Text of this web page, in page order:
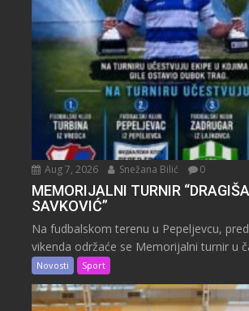
Aug 7, 2026 Snežana Bilić 0
MEMORIJALNI TURNIR
SAVKOVIĆ”
Na fudbalskom terenu u Pepeljevcu,
vikenda održaće se Memorijalni turnir u
Novosti Sport